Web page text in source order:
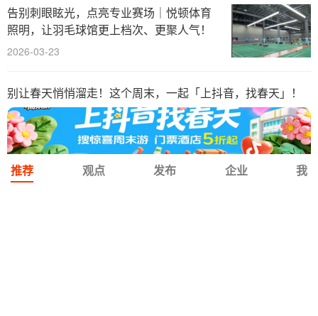
告别刺眼眩光，点亮专业赛场｜悦顿体育
照明，让羽毛球馆更上档次、更聚人气！
2026-03-23
别让春天悄悄溜走！这个周末，一起「上抖音，找春天」！
推荐 观点 发布 企业 我